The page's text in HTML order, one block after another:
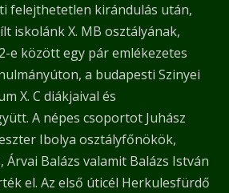
felejthetetlen kirándulás után,
iskolánk X. MB osztályának,
e között egy pár emlékezetes
a budapesti Szinyei
X. C diákjaival és
A népes csoportot Juhász
Ibolya osztályfőnökök,
Balázs valamit Balázs István
el. Az első úticél Herkulesfürdő